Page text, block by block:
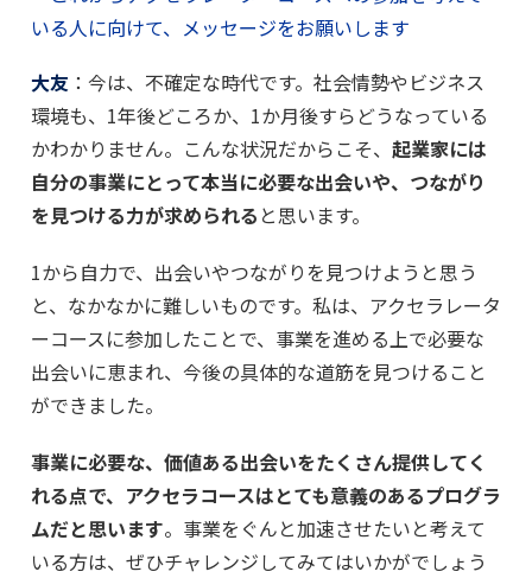
いる人に向けて、メッセージをお願いします
大友 ：今は、不確定な時代です。社会情勢やビジネス
環境も、1年後どころか、1か月後すらどうなっている
かわかりません。こんな状況だからこそ、 起業家には
自分の事業にとって本当に必要な出会いや、つながり
を見つける力が求められる と思います。
1から自力で、出会いやつながりを見つけようと思う
と、なかなかに難しいものです。私は、アクセラレータ
ーコースに参加したことで、事業を進める上で必要な
出会いに恵まれ、今後の具体的な道筋を見つけること
ができました。
事業に必要な、価値ある出会いをたくさん提供してく
れる点で、アクセラコースはとても意義のあるプログラ
ムだと思います。事業をぐんと加速させたいと考えて
いる方は、ぜひチャレンジしてみてはいかがでしょう